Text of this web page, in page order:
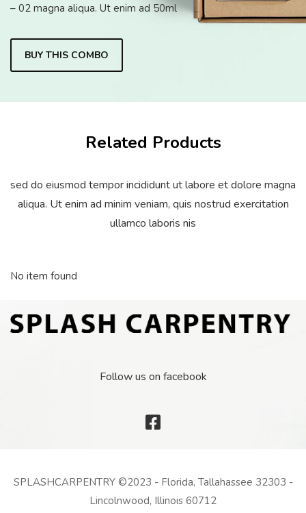
– 02 magna aliqua. Ut enim ad 50ml
BUY THIS COMBO
Related Products
sed do eiusmod tempor incididunt ut labore et dolore magna
aliqua. Ut enim ad minim veniam, quis nostrud exercitation
ullamco laboris nis
No item found
Follow us on facebook
SPLASHCARPENTRY ©2023 - Florida, Tallahassee 32303 -
Lincolnwood, Illinois 60712